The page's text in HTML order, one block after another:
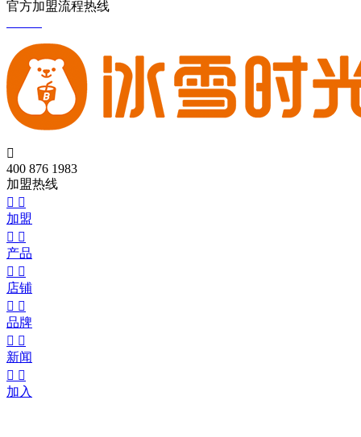
官方加盟流程热线

400 876 1983
加盟热线
 
加盟
 
产品
 
店铺
 
品牌
 
新闻
 
加入